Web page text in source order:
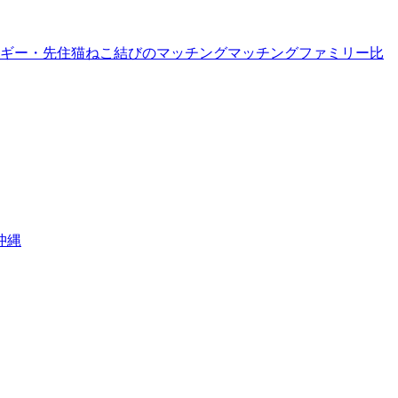
ー・先住猫ねこ結びのマッチングマッチングファミリー比
縄